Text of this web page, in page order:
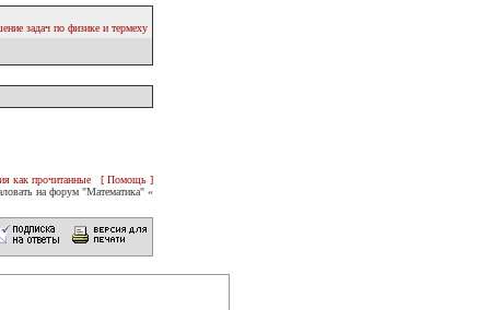
задач по физике и термеху
как прочитанные
[ Помощь ]
на форум "Математика" «